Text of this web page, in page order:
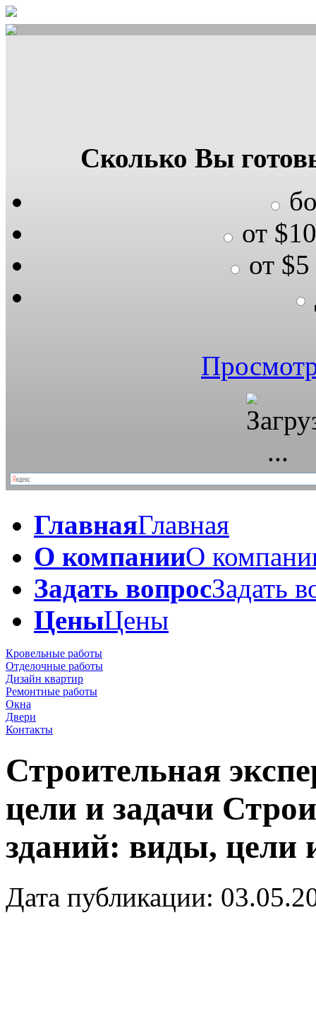
Сколько Вы
от
от
ГлавнаяГлавная
О компанииО
Задать вопросЗадать
ЦеныЦены
Кровельные работы
Отделочные работы
Дизайн квартир
Ремонтные работы
Окна
Двери
Контакты
Строительная
цели и задачи
зданий: виды, цели
Дата публикации: